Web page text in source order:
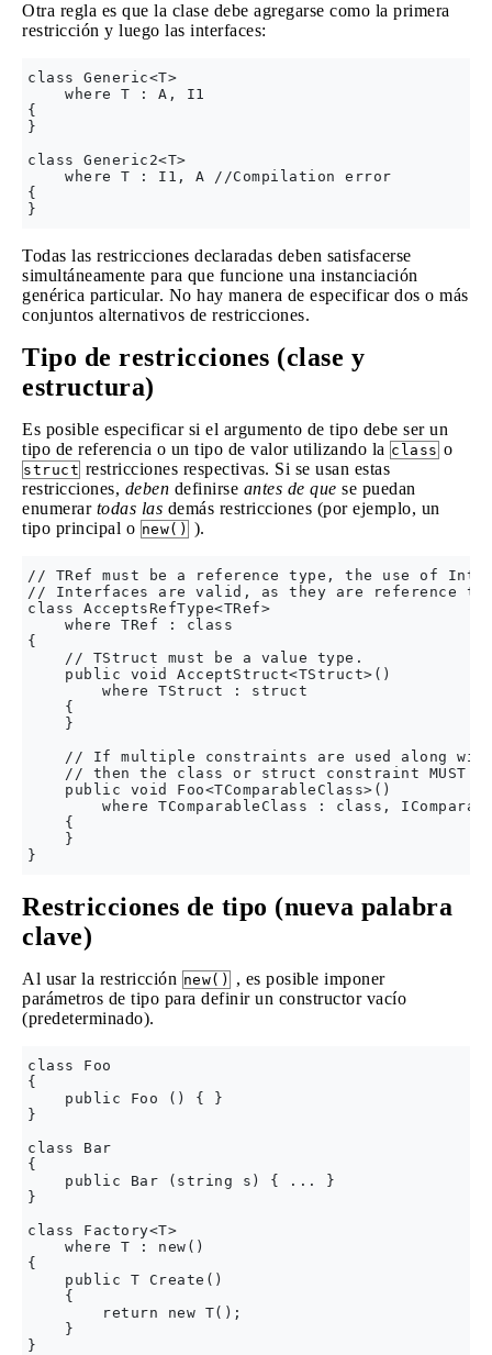
Otra regla es que la clase debe agregarse como la primera
restricción y luego las interfaces:
class Generic<T>
    where T : A, I1
{
}
class Generic2<T>
    where T : I1, A //Compilation error
{
Todas las restricciones declaradas deben satisfacerse
simultáneamente para que funcione una instanciación
genérica particular. No hay manera de especificar dos o más
conjuntos alternativos de restricciones.
Tipo de restricciones (clase y
estructura)
Es posible especificar si el argumento de tipo debe ser un
tipo de referencia o un tipo de valor utilizando la class o
struct restricciones respectivas. Si se usan estas
restricciones, deben definirse antes de que se puedan
enumerar todas las demás restricciones (por ejemplo, un
tipo principal o new() ).
// TRef must be a reference type, the use of
// Interfaces are valid, as they are reference
class AcceptsRefType<TRef>
    where TRef : class
{
    // TStruct must be a value type.
    public void AcceptStruct<TStruct>()
        where TStruct : struct
    {
    }
// If multiple constraints are used along
// then the class or struct constraint MUST
    public void Foo<TComparableClass>()
where TComparableClass : class,
    {
    }
Restricciones de tipo (nueva palabra
clave)
Al usar la restricción new()
, es posible imponer
parámetros de tipo para definir un constructor vacío
(predeterminado).
class Foo
{
    public Foo () { }
}
class Bar
{
    public Bar (string s) { ... }
}
class Factory<T>
    where T : new()
{
    public T Create()
    {
        return new T();
    }
}